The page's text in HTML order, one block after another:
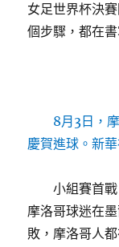
女足世界杯決
個步驟，都在書
8月3日，
慶賀進球。新
小組賽首
摩洛哥球迷在
敗，摩洛哥人